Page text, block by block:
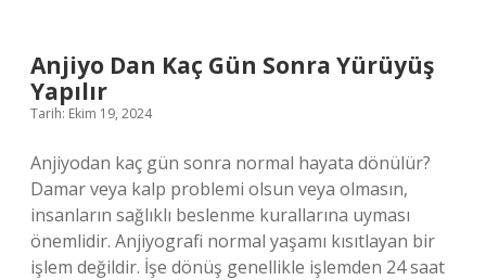
Anjiyo Dan Kaç Gün Sonra Yürüyüş
Yapılır
Tarih: Ekim 19, 2024
Anjiyodan kaç gün sonra normal hayata dönülür?
Damar veya kalp problemi olsun veya olmasın,
insanların sağlıklı beslenme kurallarına uyması
önemlidir. Anjiyografi normal yaşamı kısıtlayan bir
işlem değildir. İşe dönüş genellikle işlemden 24 saat